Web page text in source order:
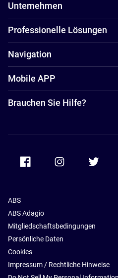
Unternehmen
Professionelle Lösungen
Navigation
Mobile APP
Brauchen Sie Hilfe?
Accor Facebook Accor
ABS
ABS Adagio
Mitgliedschaftsbedingungen
Persönliche Daten
Cookies
Impressum / Rechtliche Hinweise